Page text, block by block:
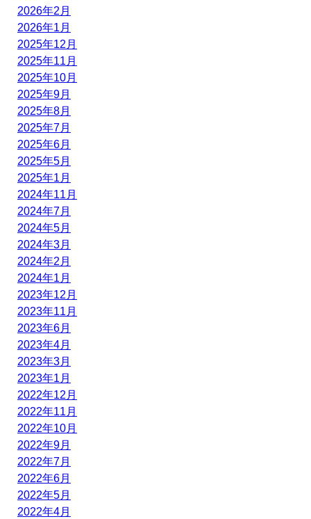
2026年2月
2026年1月
2025年12月
2025年11月
2025年10月
2025年9月
2025年8月
2025年7月
2025年6月
2025年5月
2025年1月
2024年11月
2024年7月
2024年5月
2024年3月
2024年2月
2024年1月
2023年12月
2023年11月
2023年6月
2023年4月
2023年3月
2023年1月
2022年12月
2022年11月
2022年10月
2022年9月
2022年7月
2022年6月
2022年5月
2022年4月